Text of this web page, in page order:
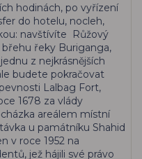
hodinách, po vyřízení
do hotelu, nocleh,
navštívíte Růžový
břehu řeky Buriganga,
z nejkrásnějších
budete pokračovat
Lalbag Fort,
1678 za vlády
areálem místní
u památníku Shahid
v roce 1952 na
jež hájili své právo